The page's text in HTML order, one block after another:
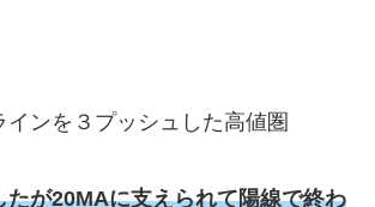
インを３プッシュした高値圏
たが20MAに支えられて陽線で終わ